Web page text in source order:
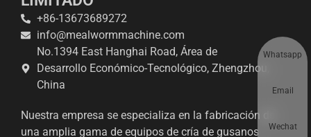
+86-13673689272
info@mealwormmachine.com
No.1394 East Hanghai Road, Área de
Desarrollo Económico-Tecnológico, Zhengzhou,
China
Nuestra empresa se especializa en la fabricación de
una amplia gama de equipos de cría de gusanos
Whatsapp
Email
Wechat